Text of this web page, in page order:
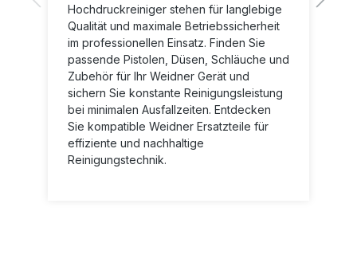
Hochdruckreiniger stehen für langlebige
Qualität und maximale Betriebssicherheit
im professionellen Einsatz. Finden Sie
passende Pistolen, Düsen, Schläuche und
Zubehör für Ihr Weidner Gerät und
sichern Sie konstante Reinigungsleistung
bei minimalen Ausfallzeiten. Entdecken
Sie kompatible Weidner Ersatzteile für
effiziente und nachhaltige
Reinigungstechnik.